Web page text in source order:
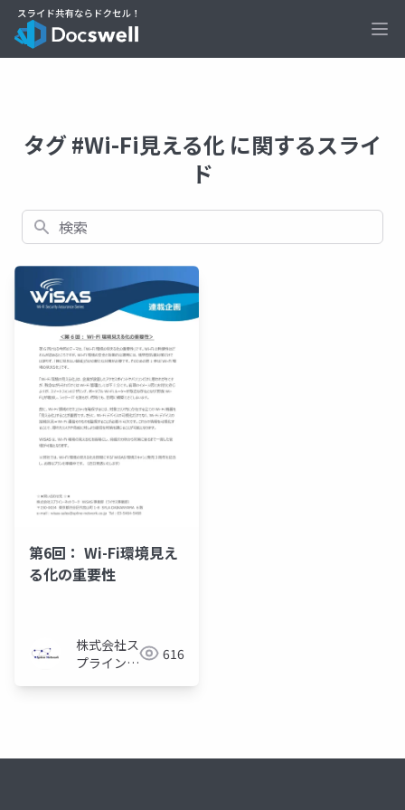
タグ #Wi-Fi見える化 に関するスライ
ド
検索
第6回： Wi-Fi環境見え
る化の重要性
株式会社ス
プライン・
616